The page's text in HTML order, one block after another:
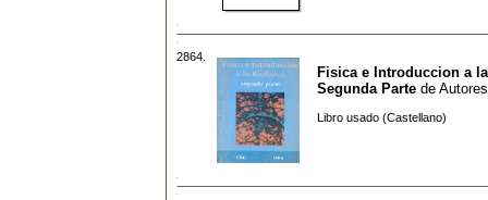
2864.
Fisica e Introduccion a
Segunda Parte de
Libro usado (Castellano)